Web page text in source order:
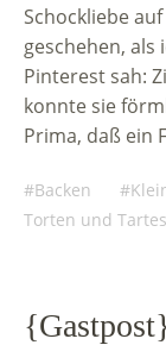
Schockliebe
geschehen, als
Pinterest sah:
konnte sie
Prima, daß ein
Backen
Torten und Tartes